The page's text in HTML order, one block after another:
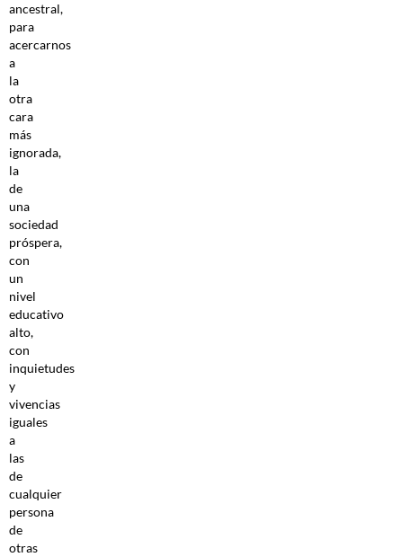
ancestral,
para
acercarnos
a
la
otra
cara
más
ignorada,
la
de
una
sociedad
próspera,
con
un
nivel
educativo
alto,
con
inquietudes
y
vivencias
iguales
a
las
de
cualquier
persona
de
otras